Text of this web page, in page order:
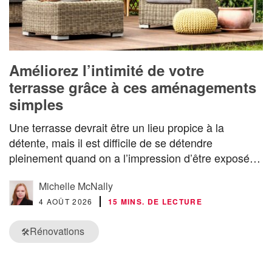
Améliorez l’intimité de votre
terrasse grâce à ces aménagements
simples
Une terrasse devrait être un lieu propice à la
détente, mais il est difficile de se détendre
pleinement quand on a l’impression d’être exposé…
Michelle McNally
4 AOÛT 2026 15 MINS. DE LECTURE
🛠️Rénovations